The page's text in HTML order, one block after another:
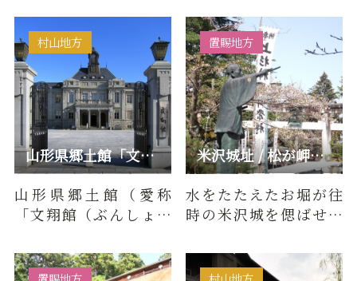
に位置する都市公園で
す。東北…
時代を代表する銀山の
一つでし…
山形県郷土館「文翔館」
村山地方
山形県郷土館（愛称
「文翔館（ぶんしょう
（大正5年）に建てられ
た英国近…
米沢城址 / 松が岬公園
置賜地方
水をたたえたお堀が往
時の米沢城を偲ばせる
の武将と語り継がれて
いる上杉…